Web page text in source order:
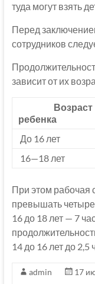
туда могут взять
Перед
сотрудников
зависит от их
Возраст
ребенка
До 16 лет
16—18 лет
При этом рабочая
превышать
16 до 18 лет — 7
14 до 16 лет до 2,5
admin 17